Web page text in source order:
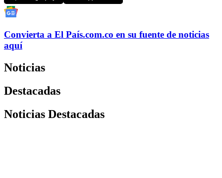
Convierta a El País.com.co en su fuente de noticias
aquí
Noticias
Destacadas
Noticias Destacadas